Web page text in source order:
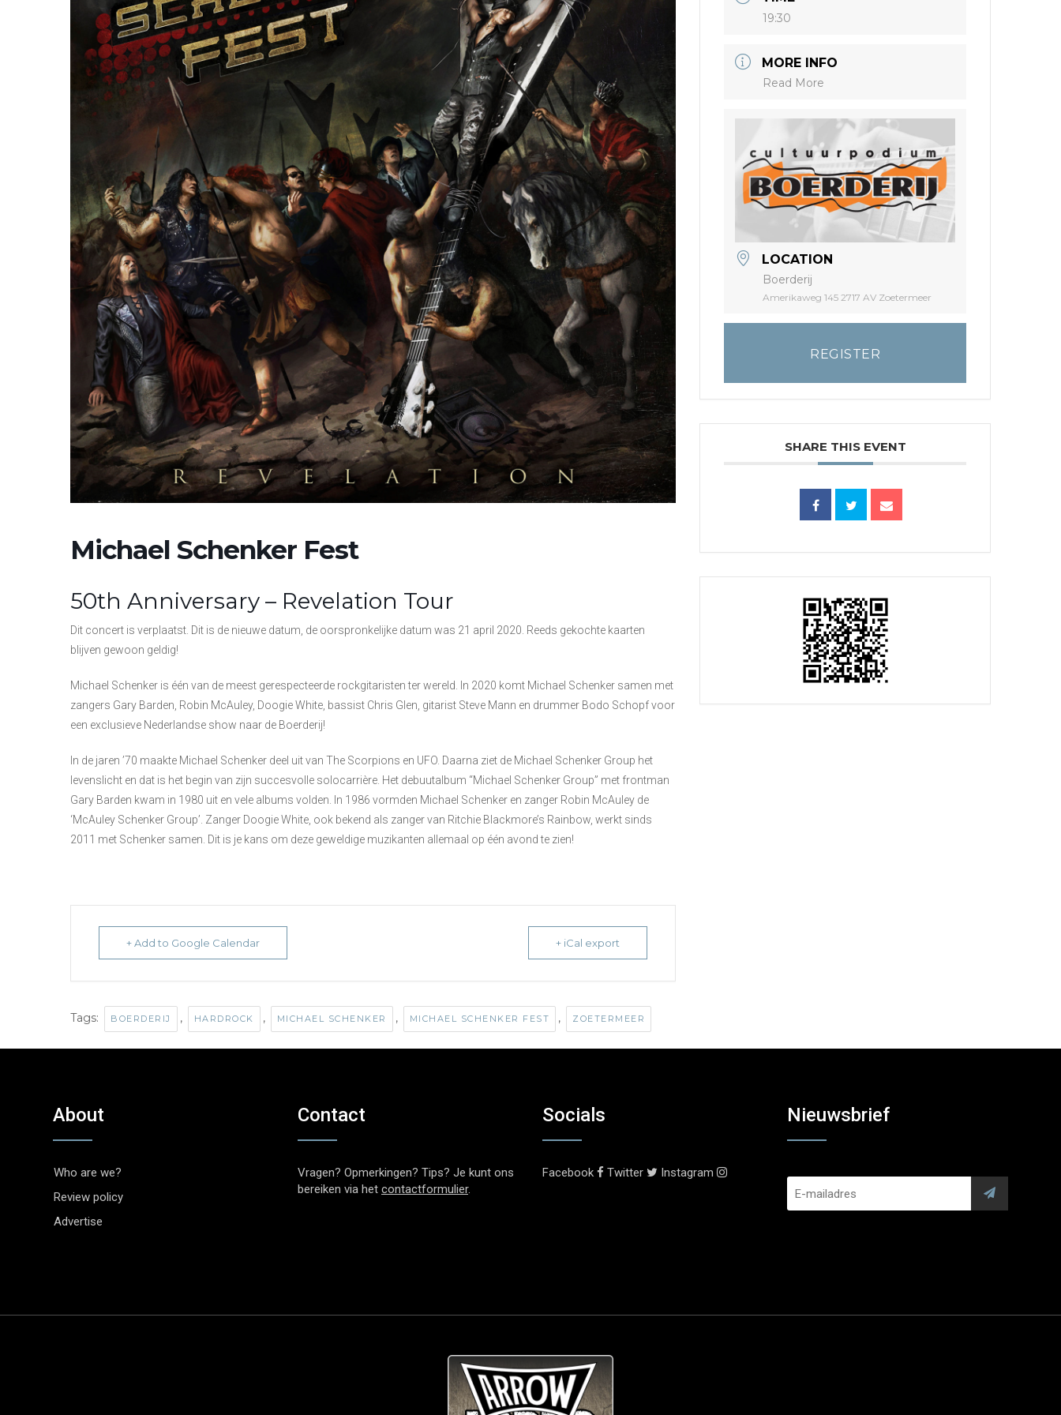
Michael Schenker Fest
50th Anniversary – Revelation Tour
Dit concert is verplaatst. Dit is de nieuwe datum, de oorspronkelijke datum was 21 april 2020. Reeds gekochte kaarten
blijven gewoon geldig!
Michael Schenker is één van de meest gerespecteerde rockgitaristen ter wereld. In 2020 komt Michael Schenker samen met
zangers Gary Barden, Robin McAuley, Doogie White, bassist Chris Glen, gitarist Steve Mann en drummer Bodo Schopf voor
een exclusieve Nederlandse show naar de Boerderij!
In de jaren ’70 maakte Michael Schenker deel uit van The Scorpions en UFO. Daarna ziet de Michael Schenker Group het
levenslicht en dat is het begin van zijn succesvolle solocarrière. Het debuutalbum “Michael Schenker Group” met frontman
Gary Barden kwam in 1980 uit en vele albums volden. In 1986 vormden Michael Schenker en zanger Robin McAuley de
‘McAuley Schenker Group’. Zanger Doogie White, ook bekend als zanger van Ritchie Blackmore’s Rainbow, werkt sinds
2011 met Schenker samen. Dit is je kans om deze geweldige muzikanten allemaal op één avond te zien!
+ Add to Google Calendar + iCal export
Tags: BOERDERIJ , HARDROCK , MICHAEL SCHENKER , MICHAEL SCHENKER FEST , ZOETERMEER
19:30
MORE INFO
Read More
LOCATION
Boerderij
Amerikaweg 145 2717 AV Zoetermeer
REGISTER
SHARE THIS EVENT
About
Who are we?
Review policy
Advertise
Contact
Vragen? Opmerkingen? Tips? Je kunt ons
bereiken via het contactformulier.
Socials
Facebook Twitter Instagram
Nieuwsbrief